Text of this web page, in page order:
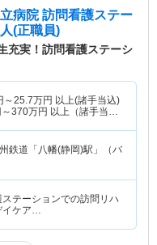
病院 訪問看護ステー
(正職員)
充実！訪問看護ステーシ
～25.7万円 以上(諸手当込)
370万円 以上（諸手当
鉄道「八幡(静岡)駅」（バ
ステーションでの訪問リハ
イケア…